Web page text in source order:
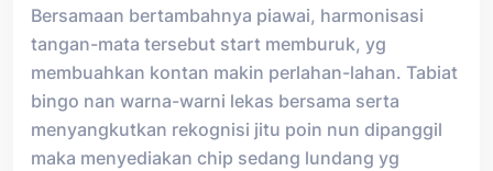
Bersamaan bertambahnya piawai, harmonisasi
tangan-mata tersebut start memburuk, yg
membuahkan kontan makin perlahan-lahan. Tabiat
bingo nan warna-warni lekas bersama serta
menyangkutkan rekognisi jitu poin nun dipanggil
maka menyediakan chip sedang lundang yg